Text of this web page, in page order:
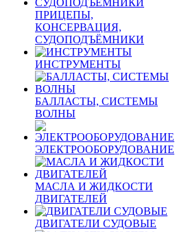
ПРИЦЕПЫ,
КОНСЕРВАЦИЯ,
СУДОПОДЪЁМНИКИ
ИНСТРУМЕНТЫ
БАЛЛАСТЫ, СИСТЕМЫ
ВОЛНЫ
ЭЛЕКТРООБОРУДОВАНИЕ
МАСЛА И ЖИДКОСТИ
ДВИГАТЕЛЕЙ
ДВИГАТЕЛИ СУДОВЫЕ